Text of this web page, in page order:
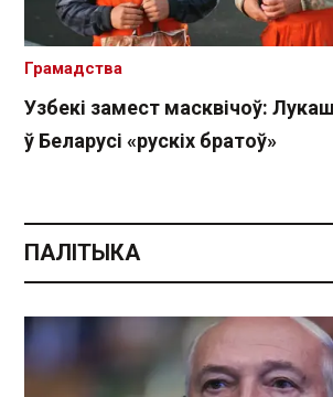
Узбекі замест масквічоў:
ў Беларусі «рускіх братоў»
Грамадства
ПАЛІТЫКА